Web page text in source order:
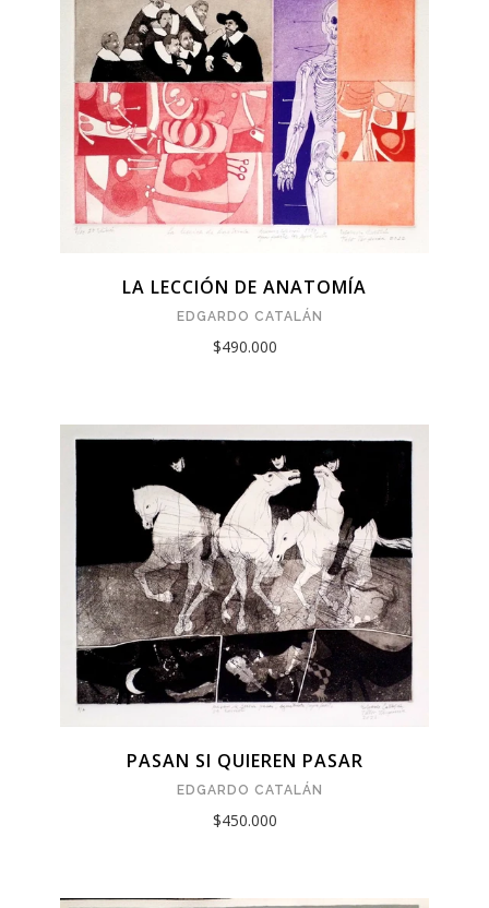
LA LECCIÓN DE ANATOMÍA
EDGARDO CATALÁN
$490.000
PASAN SI QUIEREN PASAR
EDGARDO CATALÁN
$450.000